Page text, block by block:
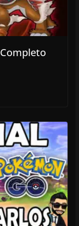
Completo